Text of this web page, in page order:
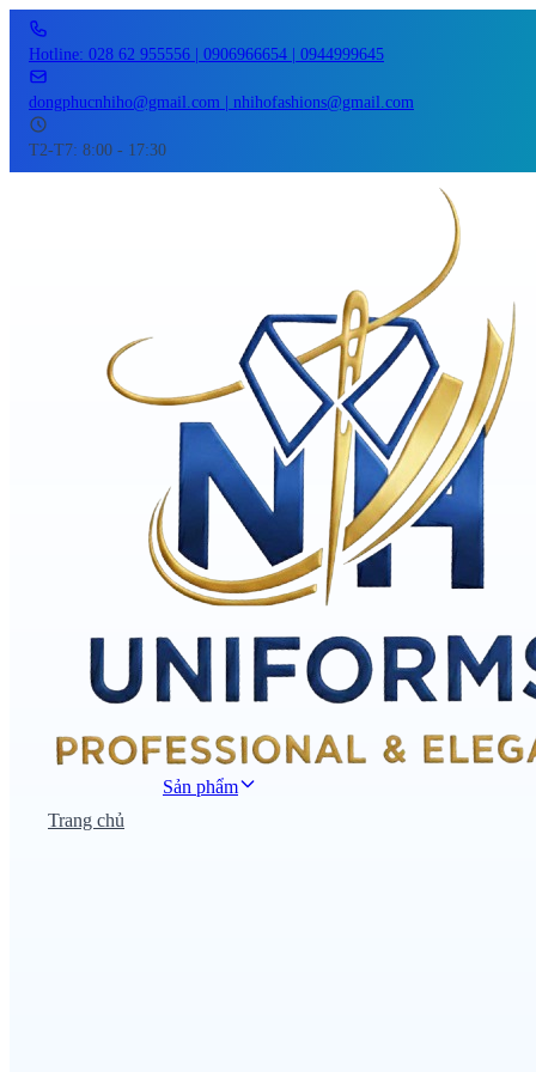
Hotline: 028 62 955556 | 0906966654 | 0944999645
dongphucnhiho@gmail.com | nhihofashions@gmail.com
T2-T7: 8:00 - 17:30
Trang chủ
Sản phẩm